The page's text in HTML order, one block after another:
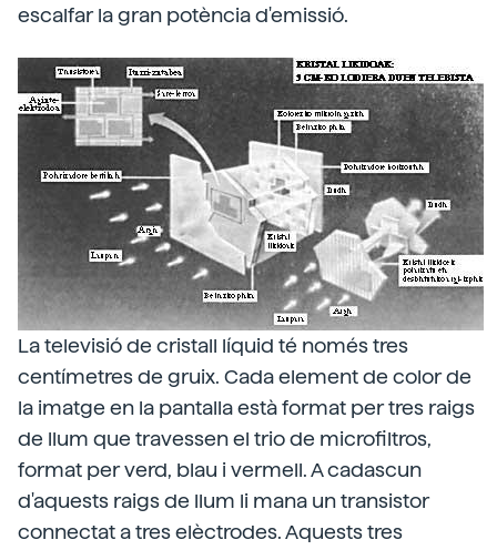
escalfar la gran potència d'emissió.
La televisió de cristall líquid té només tres
centímetres de gruix. Cada element de color de
la imatge en la pantalla està format per tres raigs
de llum que travessen el trio de microfiltros,
format per verd, blau i vermell. A cadascun
d'aquests raigs de llum li mana un transistor
connectat a tres elèctrodes. Aquests tres